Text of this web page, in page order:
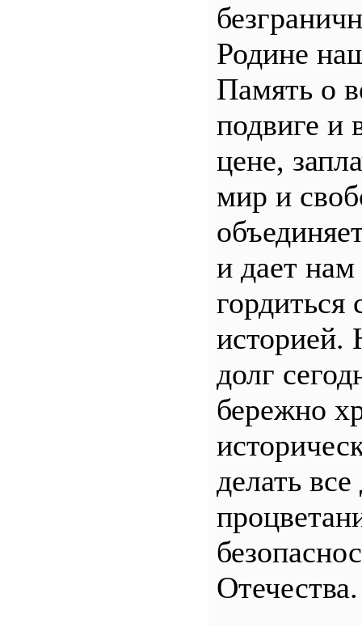
Родине
Память о
подвиге и
цене,
мир и
и дает
гордиться
долг
бережно
делать все
Отечества.